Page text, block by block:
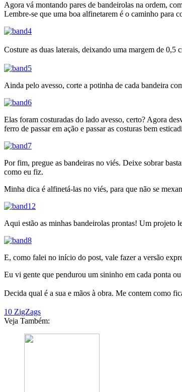
Agora vá montando pares de bandeirolas na ordem,
Lembre-se que uma boa alfinetarem é o caminho para
Costure as duas laterais, deixando uma margem de 0,5
Ainda pelo avesso, corte a potinha de cada bandeira
Elas foram costuradas do lado avesso, certo? Agora
ferro de passar em ação e passar as costuras bem
Por fim, pregue as bandeiras no viés. Deixe sobrar
como eu fiz.
Minha dica é alfinetá-las no viés, para que não se
Aqui estão as minhas bandeirolas prontas! Um projeto
E, como falei no início do post, vale fazer a versão
Eu vi gente que pendurou um sininho em cada ponta
Decida qual é a sua e mãos à obra. Me contem como
10 ZigZags
Veja Também: